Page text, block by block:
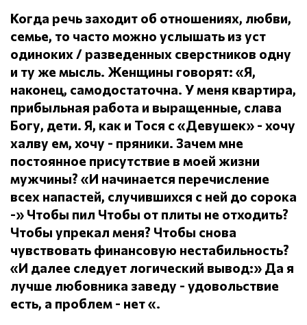
Когда речь заходит об отношениях, любви,
семье, то часто можно услышать из уст
одиноких / разведенных сверстников одну
и ту же мысль. Женщины говорят: «Я,
наконец, самодостаточна. У меня квартира,
прибыльная работа и выращенные, слава
Богу, дети. Я, как и Тося с «Девушек» - хочу
халву ем, хочу - пряники. Зачем мне
постоянное присутствие в моей жизни
мужчины? «И начинается перечисление
всех напастей, случившихся с ней до сорока
-» Чтобы пил Чтобы от плиты не отходить?
Чтобы упрекал меня? Чтобы снова
чувствовать финансовую нестабильность?
«И далее следует логический вывод:» Да я
лучше любовника заведу - удовольствие
есть, а проблем - нет «.